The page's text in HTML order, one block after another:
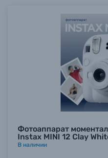
Фотоаппарат
Instax MINI 12 Clay
В наличии